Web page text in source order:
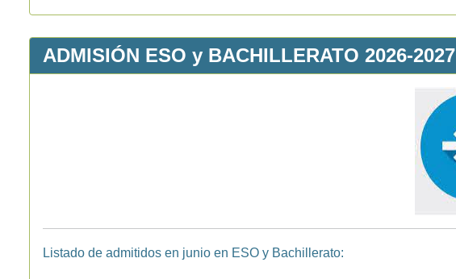
ADMISIÓN ESO y BACHILLERATO 2026-2027
Listado de admitidos en junio en ESO y Bachillerato: